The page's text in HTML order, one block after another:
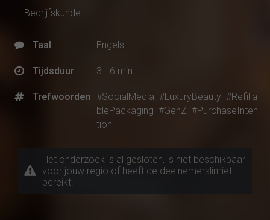
Bedrijfskunde
Taal Engels
Tijdsduur 3 - 6 min
Trefwoorden #SocialMedia #LuxuryBeauty #Refilla
blePackaging #GenZ #PurchaseInten
tion
Het onderzoek is al gesloten, is niet beschikbaar
voor jouw regio of heeft de deelnemerslimiet
bereikt.